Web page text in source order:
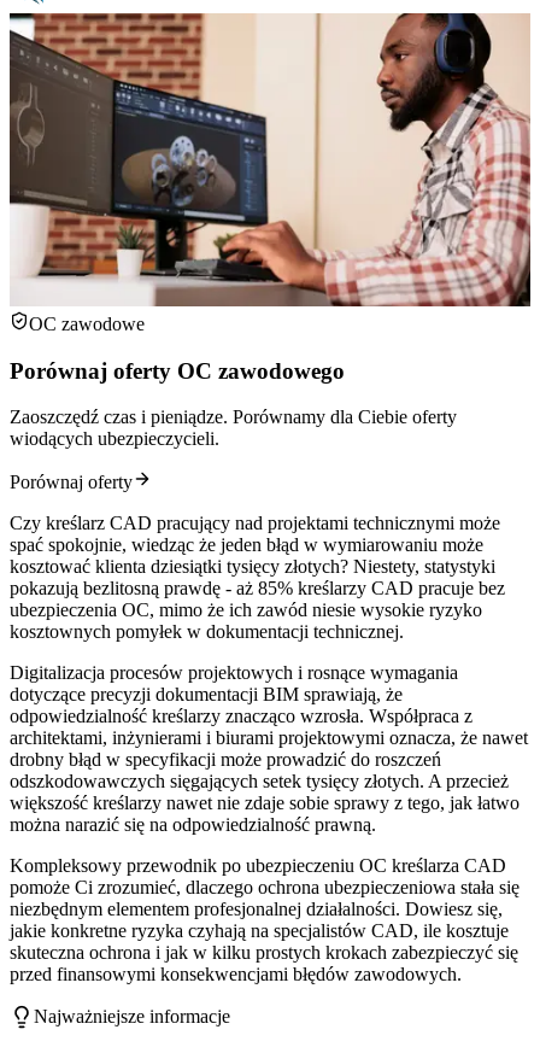
OC zawodowe
Porównaj oferty OC zawodowego
Zaoszczędź czas i pieniądze. Porównamy dla Ciebie oferty
wiodących ubezpieczycieli.
Porównaj oferty
Czy kreślarz CAD pracujący nad projektami technicznymi może
spać spokojnie, wiedząc że jeden błąd w wymiarowaniu może
kosztować klienta dziesiątki tysięcy złotych? Niestety, statystyki
pokazują bezlitosną prawdę - aż 85% kreślarzy CAD pracuje bez
ubezpieczenia OC, mimo że ich zawód niesie wysokie ryzyko
kosztownych pomyłek w dokumentacji technicznej.
Digitalizacja procesów projektowych i rosnące wymagania
dotyczące precyzji dokumentacji BIM sprawiają, że
odpowiedzialność kreślarzy znacząco wzrosła. Współpraca z
architektami, inżynierami i biurami projektowymi oznacza, że nawet
drobny błąd w specyfikacji może prowadzić do roszczeń
odszkodowawczych sięgających setek tysięcy złotych. A przecież
większość kreślarzy nawet nie zdaje sobie sprawy z tego, jak łatwo
można narazić się na odpowiedzialność prawną.
Kompleksowy przewodnik po ubezpieczeniu OC kreślarza CAD
pomoże Ci zrozumieć, dlaczego ochrona ubezpieczeniowa stała się
niezbędnym elementem profesjonalnej działalności. Dowiesz się,
jakie konkretne ryzyka czyhają na specjalistów CAD, ile kosztuje
skuteczna ochrona i jak w kilku prostych krokach zabezpieczyć się
przed finansowymi konsekwencjami błędów zawodowych.
Najważniejsze informacje